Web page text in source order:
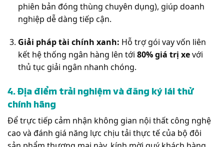
phiên bản đóng thùng chuyên dụng), giúp doanh
nghiệp dễ dàng tiếp cận.
Giải pháp tài chính xanh: Hỗ trợ gói vay vốn liên
kết hệ thống ngân hàng lên tới 80% giá trị xevới
thủ tục giải ngân nhanh chóng.
4. Địa điểm trải nghiệm và đăng ký lái thử
chính hãng
Để trực tiếp cảm nhận không gian nội thất công nghệ
cao và đánh giá năng lực chịu tải thực tế của bộ đôi